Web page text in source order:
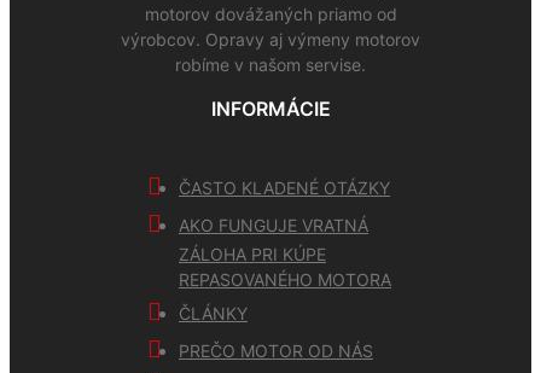
motorov dovážaných priamo od
výrobcov. Opravy aj výmeny motorov
robíme v našom servise.
INFORMÁCIE
ČASTO KLADENÉ OTÁZKY
AKO FUNGUJE VRATNÁ
ZÁLOHA PRI KÚPE
REPASOVANÉHO MOTORA
ČLÁNKY
PREČO MOTOR OD NÁS